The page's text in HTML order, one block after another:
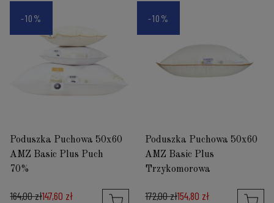
Poduszka Puchowa 50x60
AMZ Basic Plus Puch
70%
164,00 zł147,60 zł
-10%
Poduszka Puchowa 50x60
AMZ Basic Plus
Trzykomorowa
172,00 zł154,80 zł
-10%